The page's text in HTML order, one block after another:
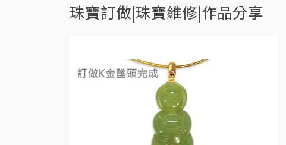
珠寶訂做|珠寶維修|作品分享